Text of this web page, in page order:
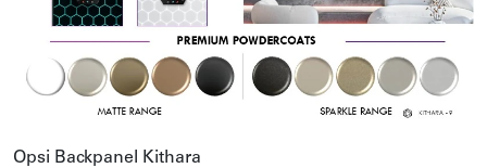
Opsi Backpanel Kithara